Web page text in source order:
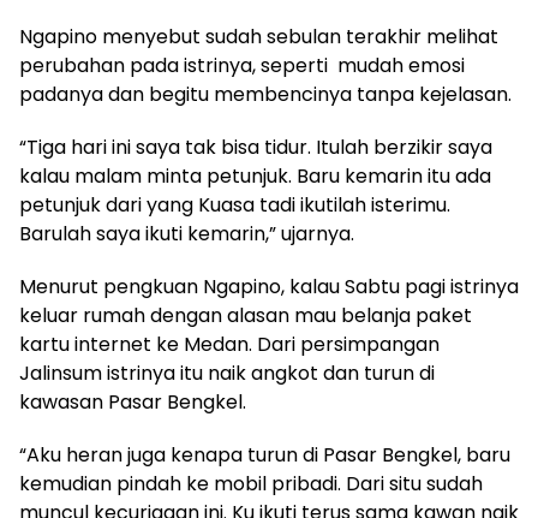
Ngapino menyebut sudah sebulan terakhir melihat
perubahan pada istrinya, seperti mudah emosi
padanya dan begitu membencinya tanpa kejelasan.
“Tiga hari ini saya tak bisa tidur. Itulah berzikir saya
kalau malam minta petunjuk. Baru kemarin itu ada
petunjuk dari yang Kuasa tadi ikutilah isterimu.
Barulah saya ikuti kemarin,” ujarnya.
Menurut pengkuan Ngapino, kalau Sabtu pagi istrinya
keluar rumah dengan alasan mau belanja paket
kartu internet ke Medan. Dari persimpangan
Jalinsum istrinya itu naik angkot dan turun di
kawasan Pasar Bengkel.
“Aku heran juga kenapa turun di Pasar Bengkel, baru
kemudian pindah ke mobil pribadi. Dari situ sudah